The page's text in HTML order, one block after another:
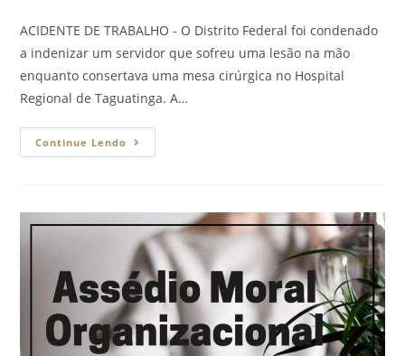
ACIDENTE DE TRABALHO - O Distrito Federal foi condenado
a indenizar um servidor que sofreu uma lesão na mão
enquanto consertava uma mesa cirúrgica no Hospital
Regional de Taguatinga. A…
Continue Lendo